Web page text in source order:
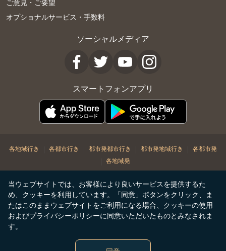
当ウェブサイトでは、お客様により良いサービスを提供するた
め、クッキーを利用しています。「同意」ボタンをクリック、ま
たはこのままウェブサイトをご利用になる場合、クッキーの使用
およびプライバシーポリシーに同意いただいたものとみなされま
す。
ご意見・ご要望
オプショナルサービス・手数料
ソーシャルメディア
スマートフォンアプリ
各地域行き | 各都市行き | 都市発都市行き | 都市発地域行き | 各都市発
| 各地域発